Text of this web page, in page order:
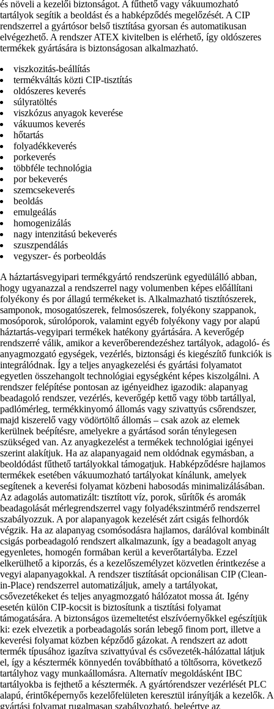
és növeli a kezelői biztonságot. A fűthető vagy vákuumozható
tartályok segítik a beoldást és a habképződés megelőzését. A CIP
rendszerrel a gyártósor belső tisztítása gyorsan és automatikusan
elvégezhető. A rendszer ATEX kivitelben is elérhető, így oldószeres
termékek gyártására is biztonságosan alkalmazható.
viszkozitás-beállítás
termékváltás közti CIP-tisztítás
oldószeres keverés
súlyratöltés
viszkózus anyagok keverése
vákuumos keverés
hőtartás
folyadékkeverés
porkeverés
többféle technológia
por bekeverés
szemcsekeverés
beoldás
emulgeálás
homogenizálás
nagy intenzitású bekeverés
szuszpendálás
vegyszer- és porbeoldás
A háztartásvegyipari termékgyártó rendszerünk egyedülálló abban,
hogy ugyanazzal a rendszerrel nagy volumenben képes előállítani
folyékony és por állagú termékeket is. Alkalmazható tisztítószerek,
samponok, mosogatószerek, felmosószerek, folyékony szappanok,
mosóporok, súrolóporok, valamint egyéb folyékony vagy por alapú
háztartás-vegyipari termékek hatékony gyártására. A keverőgép
rendszerré válik, amikor a keverőberendezéshez tartályok, adagoló- és
anyagmozgató egységek, vezérlés, biztonsági és kiegészítő funkciók is
integrálódnak. Így a teljes anyagkezelési és gyártási folyamatot
egyetlen összehangolt technológiai egységként képes kiszolgálni. A
rendszer felépítése pontosan az igényeidhez igazodik: alapanyag
beadagoló rendszer, vezérlés, keverőgép kettő vagy több tartállyal,
padlómérleg, termékkinyomó állomás vagy szivattyús csőrendszer,
majd kiszerelő vagy vödörtöltő állomás – csak azok az elemek
kerülnek beépítésre, amelyekre a gyártásod során ténylegesen
szükséged van. Az anyagkezelést a termékek technológiai igényei
szerint alakítjuk. Ha az alapanyagaid nem oldódnak egymásban, a
beoldódást fűthető tartályokkal támogatjuk. Habképződésre hajlamos
termékek esetében vákuumozható tartályokat kínálunk, amelyek
segítenek a keverési folyamat közbeni habosodás minimalizálásában.
Az adagolás automatizált: tisztított víz, porok, sűrítők és aromák
beadagolását mérlegrendszerrel vagy folyadékszintmérő rendszerrel
szabályozzuk. A por alapanyagok kezelését zárt csigás felhordók
végzik. Ha az alapanyag csomósodásra hajlamos, darálóval kombinált
csigás porbeadagoló rendszert alkalmazunk, így a beadagolt anyag
egyenletes, homogén formában kerül a keverőtartályba. Ezzel
elkerülhető a kiporzás, és a kezelőszemélyzet közvetlen érintkezése a
vegyi alapanyagokkal. A rendszer tisztítását opcionálisan CIP (Clean-
in-Place) rendszerrel automatizáljuk, amely a tartályokat,
csővezetékeket és teljes anyagmozgató hálózatot mossa át. Igény
esetén külön CIP-kocsit is biztosítunk a tisztítási folyamat
támogatására. A biztonságos üzemeltetést elszívóernyőkkel egészítjük
ki: ezek elvezetik a porbeadagolás során lebegő finom port, illetve a
keverési folyamat közben képződő gázokat. A rendszert az adott
termék típusához igazítva szivattyúval és csővezeték-hálózattal látjuk
el, így a késztermék könnyedén továbbítható a töltősorra, következő
tartályhoz vagy munkaállomásra. Alternatív megoldásként IBC
tartályokba is fejthető a késztermék. A gyártórendszer vezérlését PLC
alapú, érintőképernyős kezelőfelületen keresztül irányítják a kezelők. A
gyártási folyamat rugalmasan szabályozható, beleértve az